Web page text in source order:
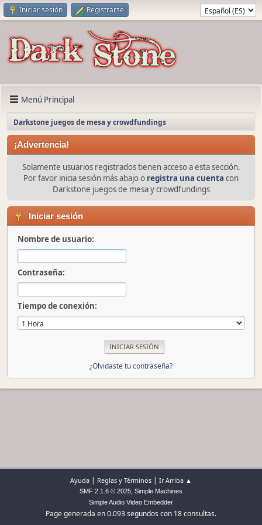
Iniciar sesión Registrarse
Menú Principal
Darkstone juegos de mesa y crowdfundings
¡Advertencia!
Solamente usuarios registrados tienen acceso a esta sección.
Por favor inicia sesión más abajo o registra una cuenta con
Darkstone juegos de mesa y crowdfundings
Iniciar sesión
Nombre de usuario:
Contraseña:
Tiempo de conexión:
¿Olvidaste tu contraseña?
Ayuda | Reglas y Términos | Ir Arriba ▲
SMF 2.1.6 © 2025, Simple Machines
Simple Audio Video Embedder
Page generada en 0.093 segundos con 18 consultas.